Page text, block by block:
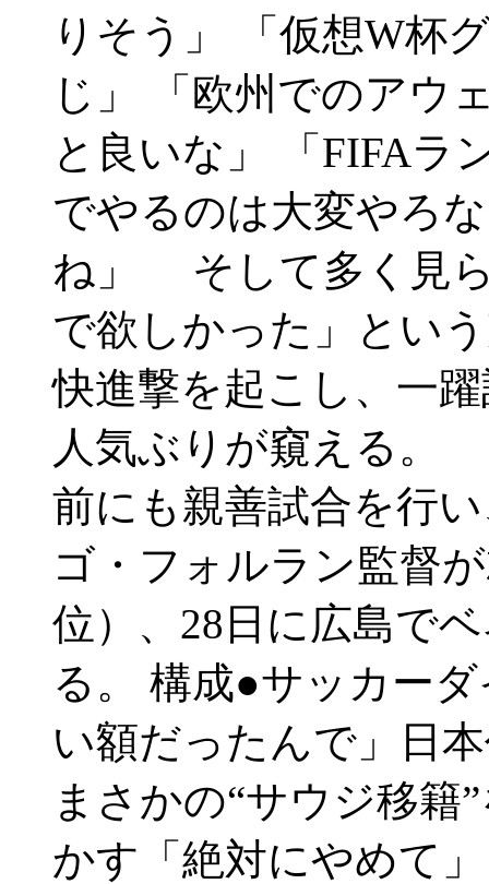
りそう」 「仮想W杯
じ」 「欧州でのアウ
と良いな」 「FIFAラ
でやるのは大変やろ
ね」 そして多く見
で欲しかった」とい
快進撃を起こし、一
人気ぶりが窺える。
前にも親善試合を行
ゴ・フォルラン監督
位）、28日に広島で
る。 構成●サッカー
い額だったんで」日
まさかの“サウジ移
かす「絶対にやめて」